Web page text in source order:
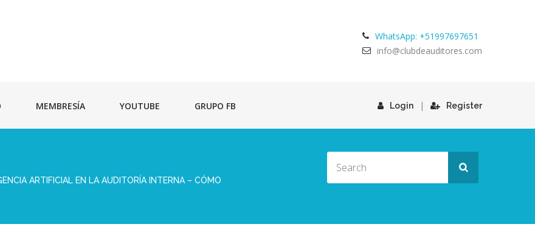
WhatsApp: +51997697651
info@clubdeauditores.com
MEMBRESÍA YOUTUBE GRUPO FB Login | Register
ARTIFICIAL EN LA AUDITORÍA INTERNA – CÓMO